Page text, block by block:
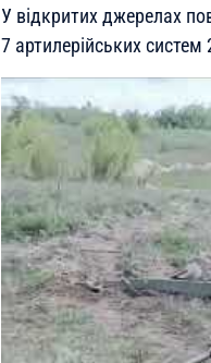
У відкритих джерелах
7 артилерійських